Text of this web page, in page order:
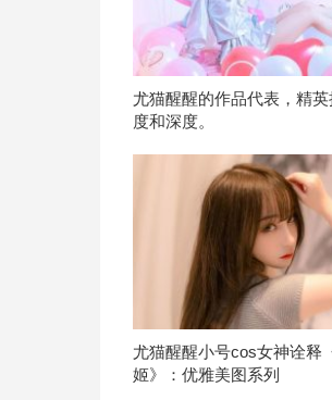
尤猫醒醒的作品代表，精
度和深度。
尤猫醒醒小号cos女神诠释
姬》：优雅美图系列